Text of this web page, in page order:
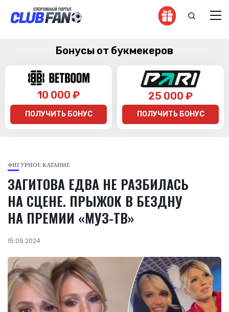
Бонусы от букмекеров
10 000 ₽
ПОЛУЧИТЬ БОНУС
25 000 ₽
ПОЛУЧИТЬ БОНУС
ФИГУРНОЕ КАТАНИЕ
ЗАГИТОВА ЕДВА НЕ РАЗБИЛАСЬ
НА СЦЕНЕ. ПРЫЖОК В БЕЗДНУ
НА ПРЕМИИ «МУЗ-ТВ»
15.06.2024